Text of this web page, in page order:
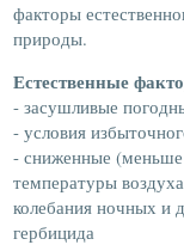
факторы
природы.
Естественные
- засушливые
- условия
- сниженные
температуры
колебания ночных и
гербицида